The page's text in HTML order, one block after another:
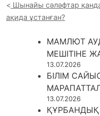
Шынайы сәләфтар
ақида ұстанған?
МАМЛЮТ
МЕШІТІНЕ
13.07.2026
БІЛІМ
13.07.2026